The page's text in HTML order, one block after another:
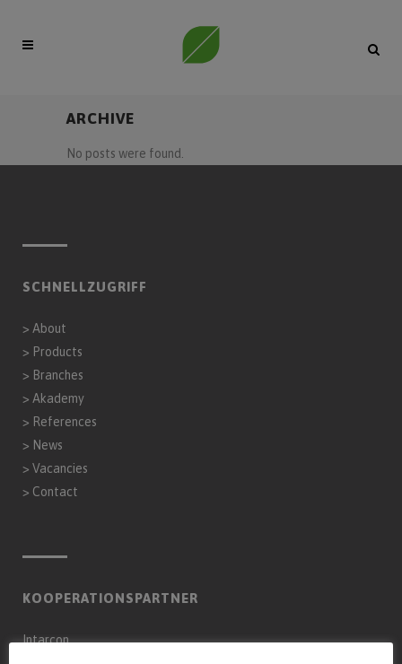
ARCHIVE
No posts were found.
SCHNELLZUGRIFF
> About
> Products
> Branches
> Akademy
> References
> News
> Vacancies
> Contact
KOOPERATIONSPARTNER
Intarcon